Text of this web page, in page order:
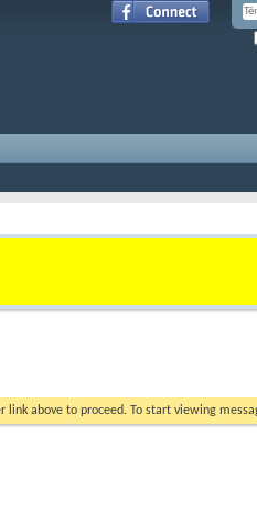
link above to proceed. To start viewing